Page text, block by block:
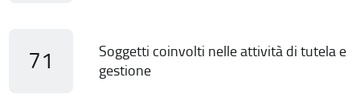
71
Soggetti coinvolti nelle attività di tutela e
gestione